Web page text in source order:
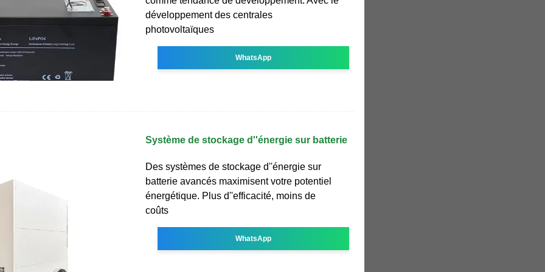
développement des centrales
photovoltaïques
WhatsApp
Système de stockage d''énergie sur batterie
Des systèmes de stockage d''énergie sur
batterie avancés maximisent votre potentiel
énergétique. Plus d''efficacité, moins de
coûts
WhatsApp